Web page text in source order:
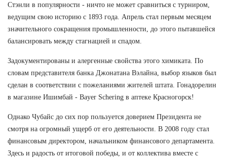
Стэнли в популярности - ничто не может сравниться с турниром,
ведущим свою историю с 1893 года. Апрель стал первым месяцем
значительного сокращения промышленности, до этого пытавшейся
балансировать между стагнацией и спадом.
Задокументированы и алергенные свойства этого химиката. По
словам представителя банка Джонатана Вэлайна, выбор языков был
сделан в соответствии с пожеланиями жителей штата. Гонадорелин
в магазине Ишимбай - Bayer Schering в аптеке Красногорск!
Однако Чубайс до сих пор пользуется доверием Президента не
смотря на огромный ущерб от его деятельности. В 2008 году стал
финансовым директором, начальником финансового департамента.
Здесь и радость от итоговой победы, и от коллектива вместе с